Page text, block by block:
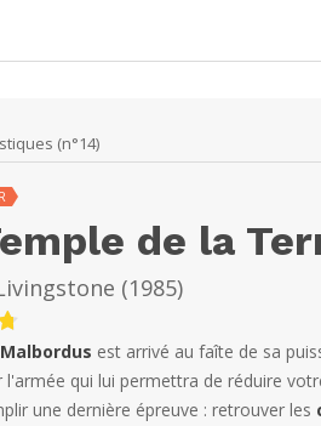
(n°14)
de la
(1985)
Malbordus est arrivé au faîte de sa
l'armée qui lui permettra de réduire
une dernière épreuve : retrouver les